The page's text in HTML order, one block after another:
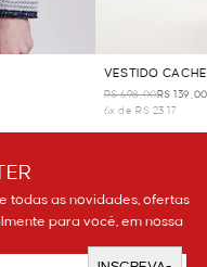
VESTIDO
R$ 698,00R$ 139,00
6x de R$ 23,17
todas as novidades, ofertas
para você, em nossa